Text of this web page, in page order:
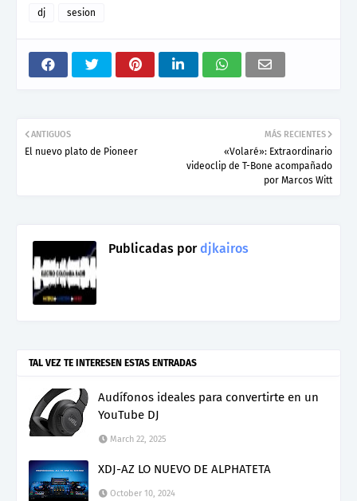
dj sesion
MÁS RECIENTES
«Volaré»: Extraordinario
videoclip de T-Bone acompañado
por Marcos Witt
ANTIGUOS
El nuevo plato de Pioneer
Publicadas pordjkairos
TAL VEZ TE INTERESEN ESTAS ENTRADAS
Audífonos ideales para convertirte en un
YouTube DJ
March 22, 2025
XDJ-AZ LO NUEVO DE ALPHATETA
October 10, 2024